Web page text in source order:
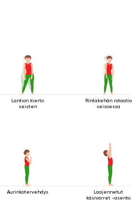
Lantion kierto
seisten
Rintakehän rotaatio
seisoessa
Aurinkotervehdys
Laajennetut
käsivarret -asento